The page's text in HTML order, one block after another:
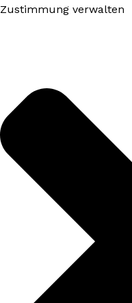
Zustimmung verwalten